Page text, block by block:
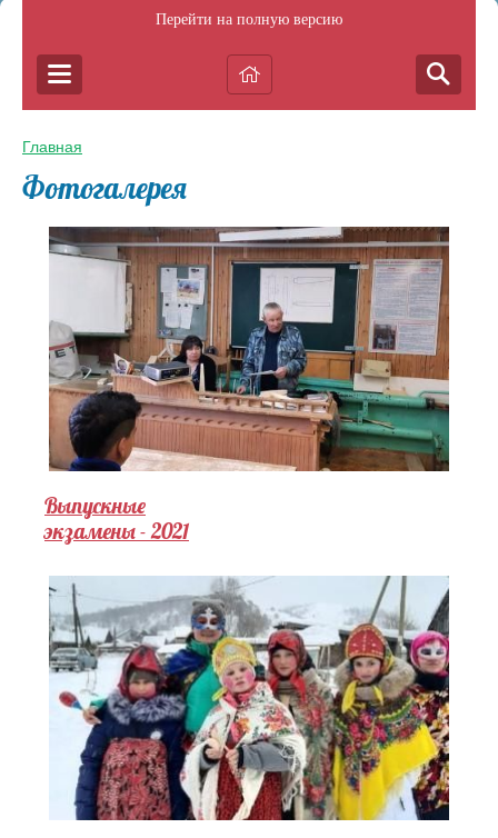
Перейти на полную версию
Главная
Фотогалерея
Выпускные
экзамены - 2021